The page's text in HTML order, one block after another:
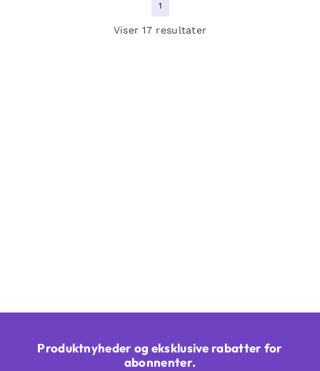
1
Viser 17 resultater
Produktnyheder og eksklusive rabatter for
abonnenter.